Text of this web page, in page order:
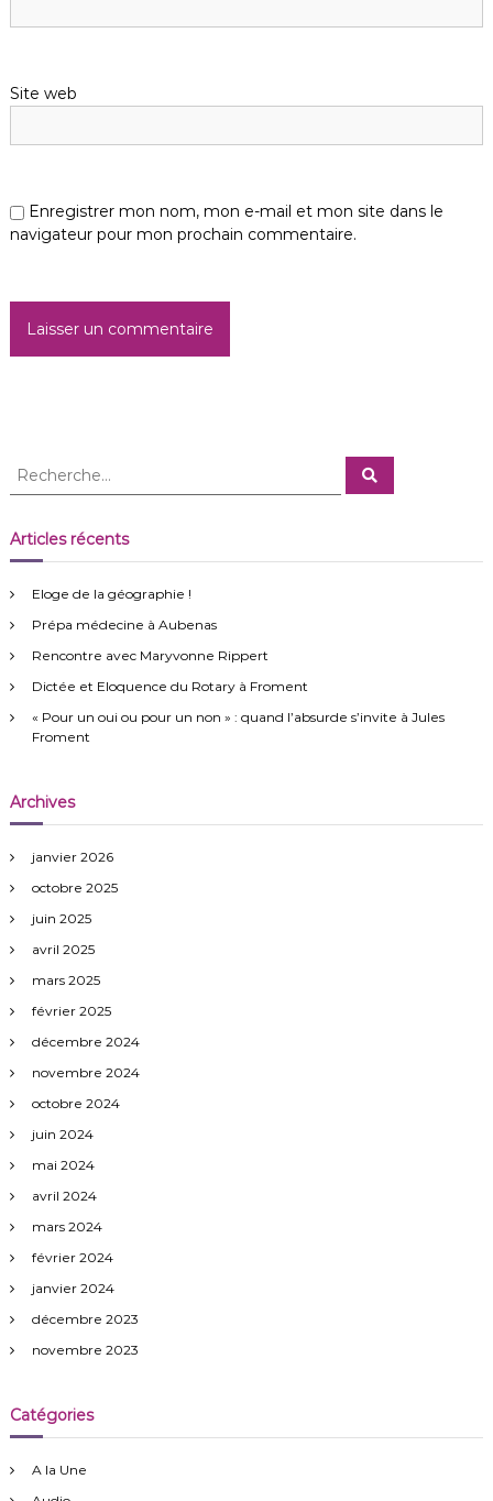
a
t
c
Site web
Enregistrer mon nom, mon e-mail et mon site dans le
navigateur pour mon prochain commentaire.
R
h
e
c
h
e
:
R
c
Articles récents
Eloge de la géographie !
Prépa médecine à Aubenas
Rencontre avec Maryvonne Rippert
Dictée et Eloquence du Rotary à Froment
« Pour un oui ou pour un non » : quand l’absurde s’invite à Jules
Froment
Archives
janvier 2026
octobre 2025
juin 2025
avril 2025
mars 2025
février 2025
décembre 2024
novembre 2024
octobre 2024
juin 2024
mai 2024
avril 2024
mars 2024
février 2024
janvier 2024
décembre 2023
novembre 2023
Catégories
A la Une